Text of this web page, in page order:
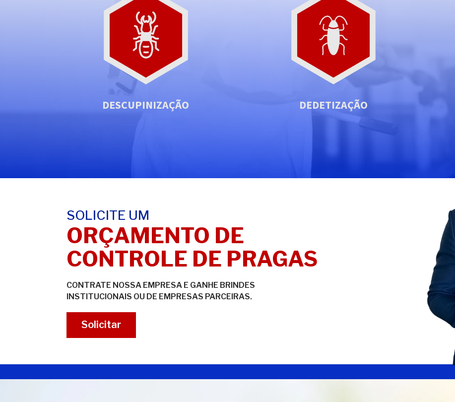
DESCUPINIZAÇÃO DEDETIZAÇÃO
SOLICITE UM
ORÇAMENTO DE
CONTROLE DE PRAGAS
CONTRATE NOSSA EMPRESA E GANHE BRINDES
INSTITUCIONAIS OU DE EMPRESAS PARCEIRAS.
Solicitar